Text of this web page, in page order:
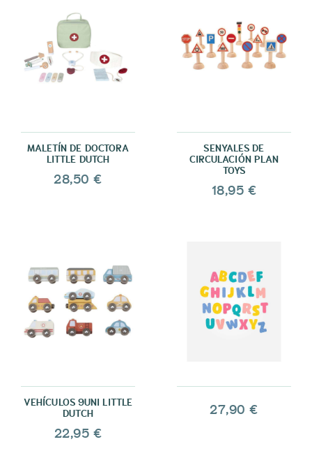
MALETÍN DE DOCTORA
LITTLE DUTCH
28,50 €
SENYALES DE
CIRCULACIÓN PLAN
TOYS
18,95 €
VEHÍCULOS 9UNI LITTLE
DUTCH
22,95 €
27,90 €